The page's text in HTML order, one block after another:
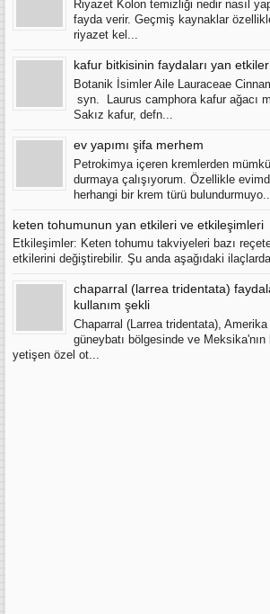
Riyazet Kolon temizliği nedir nasıl
fayda verir. Geçmiş kaynaklar
riyazet kel...
kafur bitkisinin faydaları yan
Botanik İsimler Aile Lauraceae
syn. Laurus camphora kafur ağacı
Sakız kafur, defn...
ev yapımı şifa merhem
Petrokimya içeren kremlerden
durmaya çalışıyorum. Özellikle
herhangi bir krem türü bulundurmuyo...
keten tohumunun yan etkileri ve etkileşimleri
Etkileşimler: Keten tohumu takviyeleri bazı
etkilerini değiştirebilir. Şu anda aşağıdaki
chaparral (larrea tridentata)
kullanım şekli
Chaparral (Larrea tridentata),
güneybatı bölgesinde ve
yetişen özel ot...